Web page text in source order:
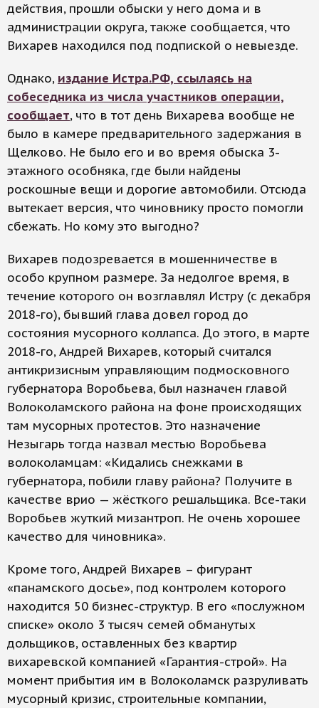
действия, прошли обыски у него дома и в
администрации округа, также сообщается, что
Вихарев находился под подпиской о невыезде.
Однако, издание Истра.РФ, ссылаясь на
собеседника из числа участников операции,
сообщает, что в тот день Вихарева вообще не
было в камере предварительного задержания в
Щелково. Не было его и во время обыска 3-
этажного особняка, где были найдены
роскошные вещи и дорогие автомобили. Отсюда
вытекает версия, что чиновнику просто помогли
сбежать. Но кому это выгодно?
Вихарев подозревается в мошенничестве в
особо крупном размере. За недолгое время, в
течение которого он возглавлял Истру (с декабря
2018-го), бывший глава довел город до
состояния мусорного коллапса. До этого, в марте
2018-го, Андрей Вихарев, который считался
антикризисным управляющим подмосковного
губернатора Воробьева, был назначен главой
Волоколамского района на фоне происходящих
там мусорных протестов. Это назначение
Незыгарь тогда назвал местью Воробьева
волоколамцам: «Кидались снежками в
губернатора, побили главу района? Получите в
качестве врио — жёсткого решальщика. Все-таки
Воробьев жуткий мизантроп. Не очень хорошее
качество для чиновника».
Кроме того, Андрей Вихарев – фигурант
«панамского досье», под контролем которого
находится 50 бизнес-структур. В его «послужном
списке» около 3 тысяч семей обманутых
дольщиков, оставленных без квартир
вихаревской компанией «Гарантия-строй». На
момент прибытия им в Волоколамск разруливать
мусорный кризис, строительные компании,